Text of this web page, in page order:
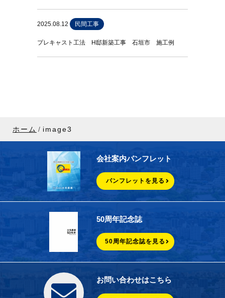
2025.08.12 民間工事
プレキャスト工法 H邸新築工事 石垣市 施工例
ホーム image3
会社案内パンフレット
パンフレットを見る
50周年記念誌
50周年記念誌を見る
お問い合わせはこちら